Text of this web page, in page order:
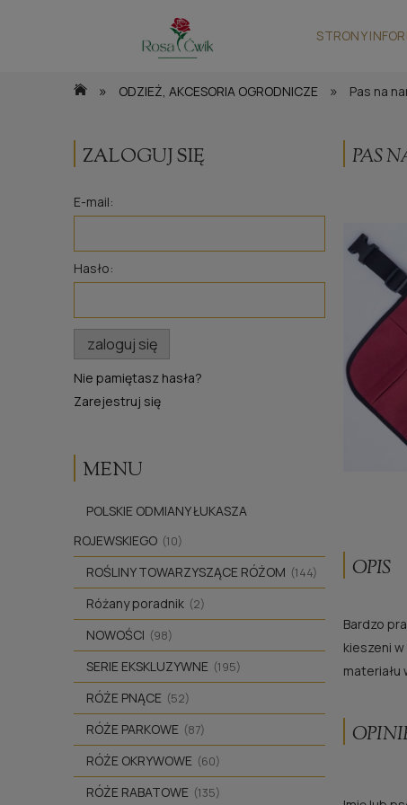
STRONY
» ODZIEŻ, AKCESORIA OGRODNICZE » Pas na
ZALOGUJ SIĘ
E-mail:
Hasło:
zaloguj się
Nie pamiętasz hasła?
Zarejestruj się
MENU
POLSKIE ODMIANY ŁUKASZA
ROJEWSKIEGO (10)
ROŚLINY TOWARZYSZĄCE RÓŻOM (144)
Różany poradnik (2)
NOWOŚCI (98)
SERIE EKSKLUZYWNE (195)
RÓŻE PNĄCE (52)
RÓŻE PARKOWE (87)
RÓŻE OKRYWOWE (60)
RÓŻE RABATOWE (135)
PAS
OPIS
Bardzo
kieszeni